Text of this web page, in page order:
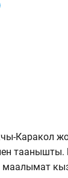
Каракол
таанышты.
маалымат